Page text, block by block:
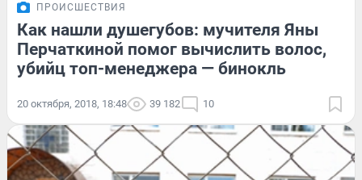
ПРОИСШЕСТВИЯ
Как нашли душегубов: мучителя Яны
Перчаткиной помог вычислить волос,
убийц топ-менеджера — бинокль
20 октября, 2018, 18:48 39 182 10